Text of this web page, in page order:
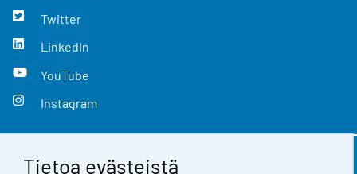
Tietoa evästeistä
Twitter
LinkedIn
YouTube
Instagram
Yhteystiedot